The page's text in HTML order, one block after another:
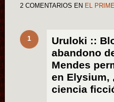
2 COMENTARIOS EN EL
1
Uruloki ::
abandono
Mendes
en Elysium,
ciencia